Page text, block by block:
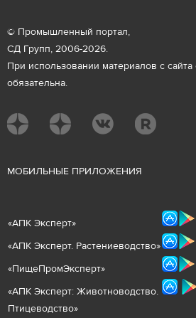
© Промышленный портал,
СД Групп, 2006-2026.
При использовании материалов с
обязательна.
МОБИЛЬНЫЕ ПРИЛОЖЕНИЯ
«АПК Эксперт»
«АПК Эксперт. Растениеводство»
«ПищеПромЭксперт»
«АПК Эксперт: Животноводство.
Птицеводство»